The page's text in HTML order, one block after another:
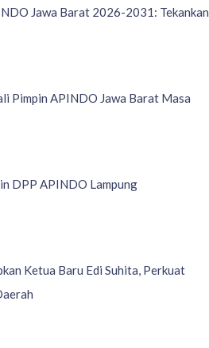
Jawa Barat 2026-2031: Tekankan
Pimpin APINDO Jawa Barat Masa
DPP APINDO Lampung
Ketua Baru Edi Suhita, Perkuat